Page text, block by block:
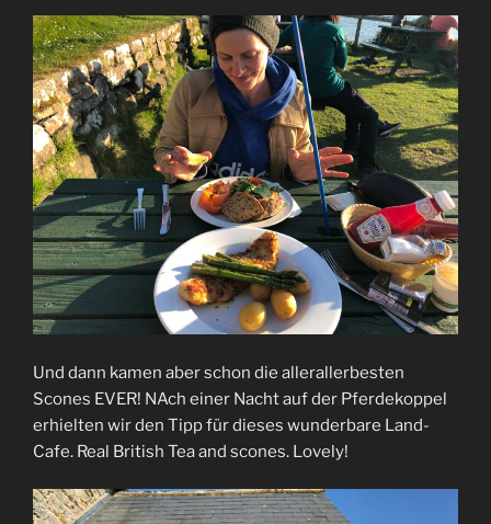
Und dann kamen aber schon die allerallerbesten
Scones EVER! NAch einer Nacht auf der Pferdekoppel
erhielten wir den Tipp für dieses wunderbare Land-
Cafe. Real British Tea and scones. Lovely!